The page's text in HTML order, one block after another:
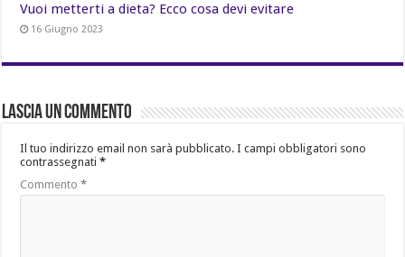
Vuoi metterti a dieta? Ecco cosa devi evitare
16 Giugno 2023
Lascia un commento
Il tuo indirizzo email non sarà pubblicato. I campi obbligatori sono
contrassegnati*
Commento*